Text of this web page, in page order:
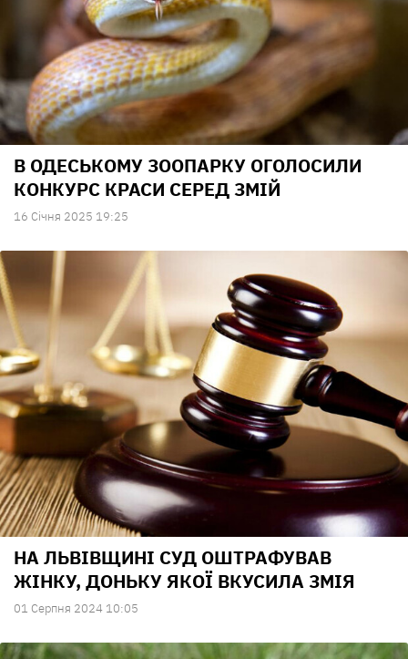
В ОДЕСЬКОМУ ЗООПАРКУ ОГОЛОСИЛИ
КОНКУРС КРАСИ СЕРЕД ЗМІЙ
16 Сiчня 2025 19:25
НА ЛЬВІВЩИНІ СУД ОШТРАФУВАВ
ЖІНКУ, ДОНЬКУ ЯКОЇ ВКУСИЛА ЗМІЯ
01 Серпня 2024 10:05